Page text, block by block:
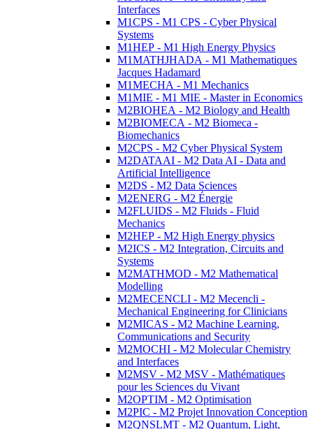
Interfaces
M1CPS - M1 CPS - Cyber Physical
Systems
M1HEP - M1 High Energy Physics
M1MATHJHADA - M1 Mathematiques
Jacques Hadamard
M1MECHA - M1 Mechanics
M1MIE - M1 MIE - Master in Economics
M2BIOHEA - M2 Biology and Health
M2BIOMECA - M2 Biomeca -
Biomechanics
M2CPS - M2 Cyber Physical System
M2DATAAI - M2 Data AI - Data and
Artificial Intelligence
M2DS - M2 Data Sciences
M2ENERG - M2 Énergie
M2FLUIDS - M2 Fluids - Fluid
Mechanics
M2HEP - M2 High Energy physics
M2ICS - M2 Integration, Circuits and
Systems
M2MATHMOD - M2 Mathematical
Modelling
M2MECENCLI - M2 Mecencli -
Mechanical Engineering for Clinicians
M2MICAS - M2 Machine Learning,
Communications and Security
M2MOCHI - M2 Molecular Chemistry
and Interfaces
M2MSV - M2 MSV - Mathématiques
pour les Sciences du Vivant
M2OPTIM - M2 Optimisation
M2PIC - M2 Projet Innovation Conception
M2QNSLMT - M2 Quantum, Light,